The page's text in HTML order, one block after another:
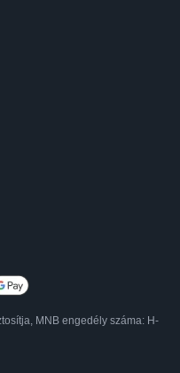
MNB engedély száma: H-